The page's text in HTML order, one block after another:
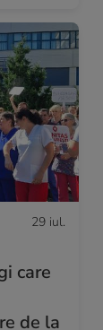
29 iul.
care
de la